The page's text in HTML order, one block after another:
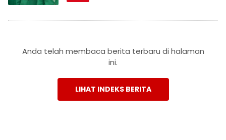
Anda telah membaca berita terbaru di halaman
ini.
LIHAT INDEKS BERITA